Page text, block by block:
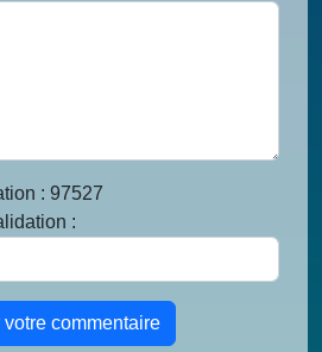
: 97527
:
commentaire